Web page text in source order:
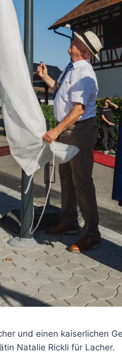
und einen kaiserlichen
Natalie Rickli für Lacher.